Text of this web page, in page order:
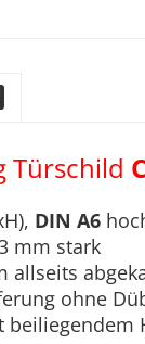
Türschild
DIN A6
mm stark
allseits
ohne
beiliegendem